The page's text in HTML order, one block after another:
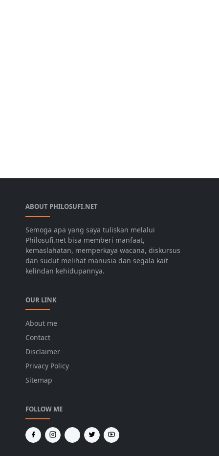
ABOUT PHILOSUFI.NET
Semoga apa yang saya tuliskan melalui
Philosufi.net bisa memberi manfaat,
kemaslahatan, memperkaya wacana, diskursus
dan sudut melihat manusia dan segala kait
kelindan kehidupannya.
OUR LINK
About me
Contact
Disclaimer
Privacy Policy
Sitemap
FOLLOW ME